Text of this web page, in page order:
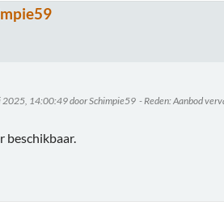
2025, 14:00:49 door Schimpie59 Reden: Aanbod
beschikbaar.